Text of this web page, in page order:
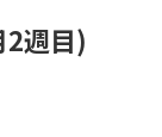
週目)